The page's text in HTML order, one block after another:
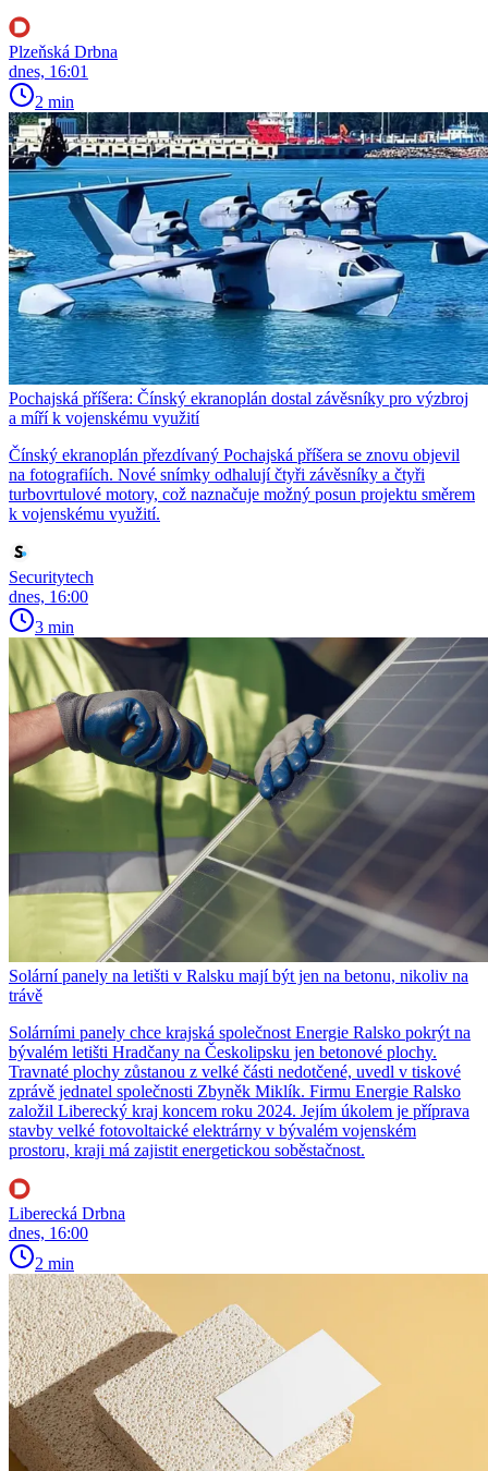
Plzeňská Drbna
dnes, 16:01
2 min
Pochajská příšera: Čínský ekranoplán dostal závěsníky pro výzbroj
a míří k vojenskému využití
Čínský ekranoplán přezdívaný Pochajská příšera se znovu objevil
na fotografiích. Nové snímky odhalují čtyři závěsníky a čtyři
turbovrtulové motory, což naznačuje možný posun projektu směrem
k vojenskému využití.
Securitytech
dnes, 16:00
3 min
Solární panely na letišti v Ralsku mají být jen na betonu, nikoliv na
trávě
Solárními panely chce krajská společnost Energie Ralsko pokrýt na
bývalém letišti Hradčany na Českolipsku jen betonové plochy.
Travnaté plochy zůstanou z velké části nedotčené, uvedl v tiskové
zprávě jednatel společnosti Zbyněk Miklík. Firmu Energie Ralsko
založil Liberecký kraj koncem roku 2024. Jejím úkolem je příprava
stavby velké fotovoltaické elektrárny v bývalém vojenském
prostoru, kraji má zajistit energetickou soběstačnost.
Liberecká Drbna
dnes, 16:00
2 min